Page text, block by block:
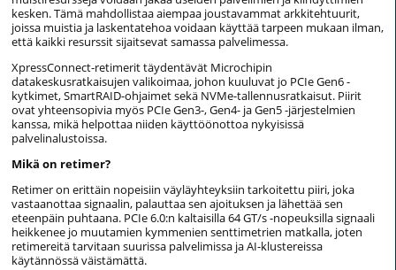
kesken. Tämä mahdollistaa aiempaa joustavammat arkkitehtuurit,
joissa muistia ja laskentatehoa voidaan käyttää tarpeen mukaan ilman,
että kaikki resurssit sijaitsevat samassa palvelimessa.
XpressConnect-retimerit täydentävät Microchipin
datakeskusratkaisujen valikoimaa, johon kuuluvat jo PCIe Gen6 -
kytkimet, SmartRAID-ohjaimet sekä NVMe-tallennusratkaisut. Piirit
ovat yhteensopivia myös PCIe Gen3-, Gen4- ja Gen5 -järjestelmien
kanssa, mikä helpottaa niiden käyttöönottoa nykyisissä
palvelinalustoissa.
Mikä on retimer?
Retimer on erittäin nopeisiin väyläyhteyksiin tarkoitettu piiri, joka
vastaanottaa signaalin, palauttaa sen ajoituksen ja lähettää sen
eteenpäin puhtaana. PCIe 6.0:n kaltaisilla 64 GT/s -nopeuksilla signaali
heikkenee jo muutamien kymmenien senttimetrien matkalla, joten
retimereitä tarvitaan suurissa palvelimissa ja AI-klustereissa
käytännössä väistämättä.